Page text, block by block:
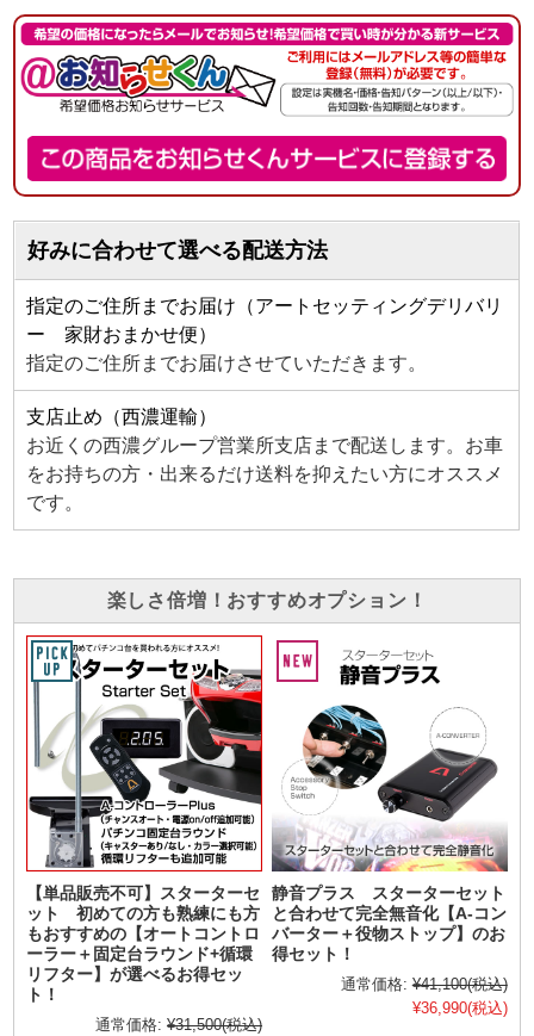
好みに合わせて選べる配送方法
指定のご住所までお届け（アートセッティングデリバリ
ー 家財おまかせ便）
指定のご住所までお届けさせていただきます。
支店止め（西濃運輸）
お近くの西濃グループ営業所支店まで配送します。お車
をお持ちの方・出来るだけ送料を抑えたい方にオススメ
です。
楽しさ倍増！おすすめオプション！
【単品販売不可】スターターセ
ット 初めての方も熟練にも方
もおすすめの【オートコントロ
ーラー＋固定台ラウンド+循環
リフター】が選べるお得セッ
ト！
通常価格: ¥31,500(税込)
静音プラス スターターセット
と合わせて完全無音化【A-コン
バーター＋役物ストップ】のお
得セット！
通常価格: ¥41,100(税込)
¥36,990(税込)